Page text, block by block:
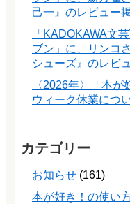
己一』のレビュー
「KADOKAWA文
ブン」に、リンコ
シューズ』のレビ
〈2026年〉「本
ウィーク休業につ
カテゴリー
お知らせ (161)
本が好き！の使い